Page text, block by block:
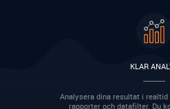
KLAR
Analysera dina resultat i
rapporter och datafilter. Du